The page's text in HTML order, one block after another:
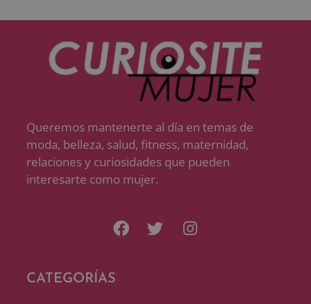
Queremos mantenerte al día en temas de
moda, belleza, salud, fitness, maternidad,
relaciones y curiosidades que pueden
interesarte como mujer.
CATEGORÍAS